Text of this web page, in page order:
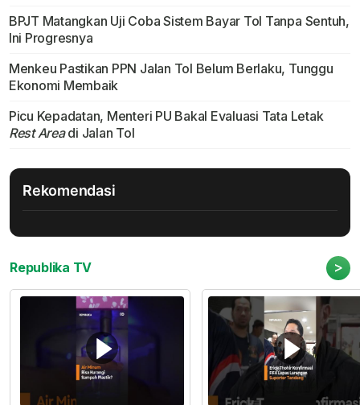
BPJT Matangkan Uji Coba Sistem Bayar Tol Tanpa Sentuh,
Ini Progresnya
Menkeu Pastikan PPN Jalan Tol Belum Berlaku, Tunggu
Ekonomi Membaik
Picu Kepadatan, Menteri PU Bakal Evaluasi Tata Letak
Rest Areadi Jalan Tol
Rekomendasi
Republika TV >